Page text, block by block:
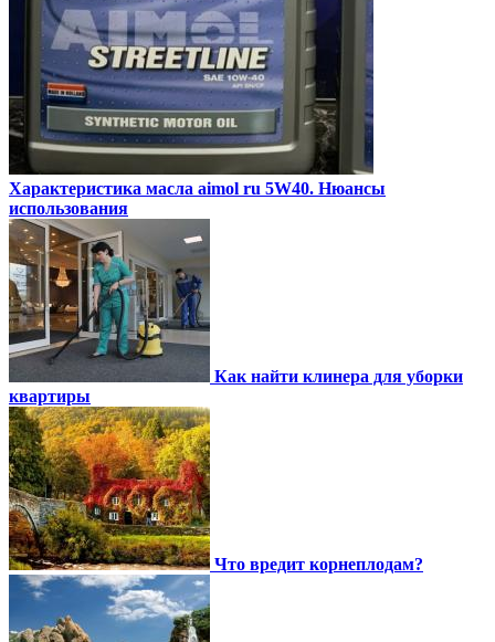
Характеристика масла aimol ru 5W40. Нюансы
использования
Как найти клинера для уборки
квартиры
Что вредит корнеплодам?